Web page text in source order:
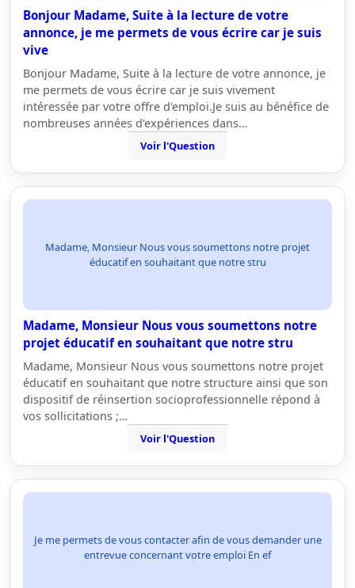
Bonjour Madame, Suite à la lecture de votre
annonce, je me permets de vous écrire car je suis
vive
Bonjour Madame, Suite à la lecture de votre annonce, je
me permets de vous écrire car je suis vivement
intéressée par votre offre d'emploi.Je suis au bénéfice de
nombreuses années d'expériences dans…
Voir l'Question
Madame, Monsieur Nous vous soumettons notre projet
éducatif en souhaitant que notre stru
Madame, Monsieur Nous vous soumettons notre
projet éducatif en souhaitant que notre stru
Madame, Monsieur Nous vous soumettons notre projet
éducatif en souhaitant que notre structure ainsi que son
dispositif de réinsertion socioprofessionnelle répond à
vos sollicitations ;…
Voir l'Question
Je me permets de vous contacter afin de vous demander une
entrevue concernant votre emploi En ef